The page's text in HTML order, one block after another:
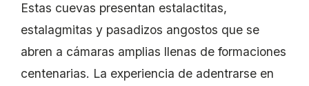
Estas cuevas presentan estalactitas,
estalagmitas y pasadizos angostos que se
abren a cámaras amplias llenas de formaciones
centenarias. La experiencia de adentrarse en